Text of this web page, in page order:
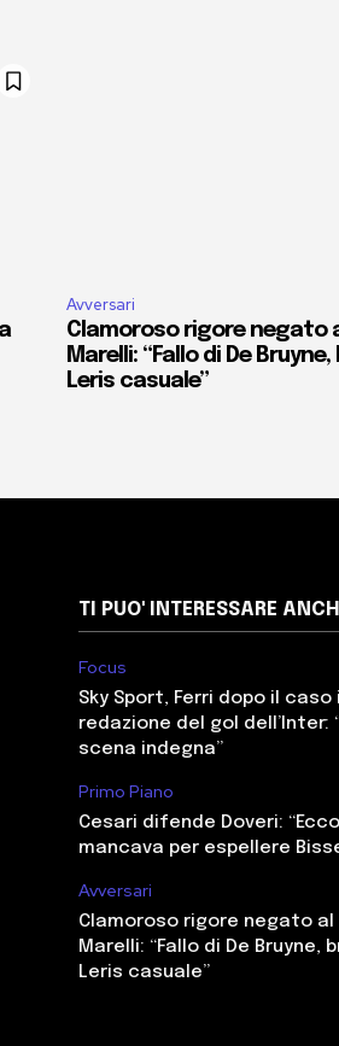
Avversari
Clamoroso rigore negato
Marelli: “Fallo di De
Leris casuale”
TI PUO' INTERESSARE
Focus
Sky Sport, Ferri dopo il caso
redazione del gol dell’Inter:
scena indegna”
Primo Piano
Cesari difende Doveri:
mancava per espellere
Avversari
Clamoroso rigore negato al
Marelli: “Fallo di De Bruyne,
Leris casuale”